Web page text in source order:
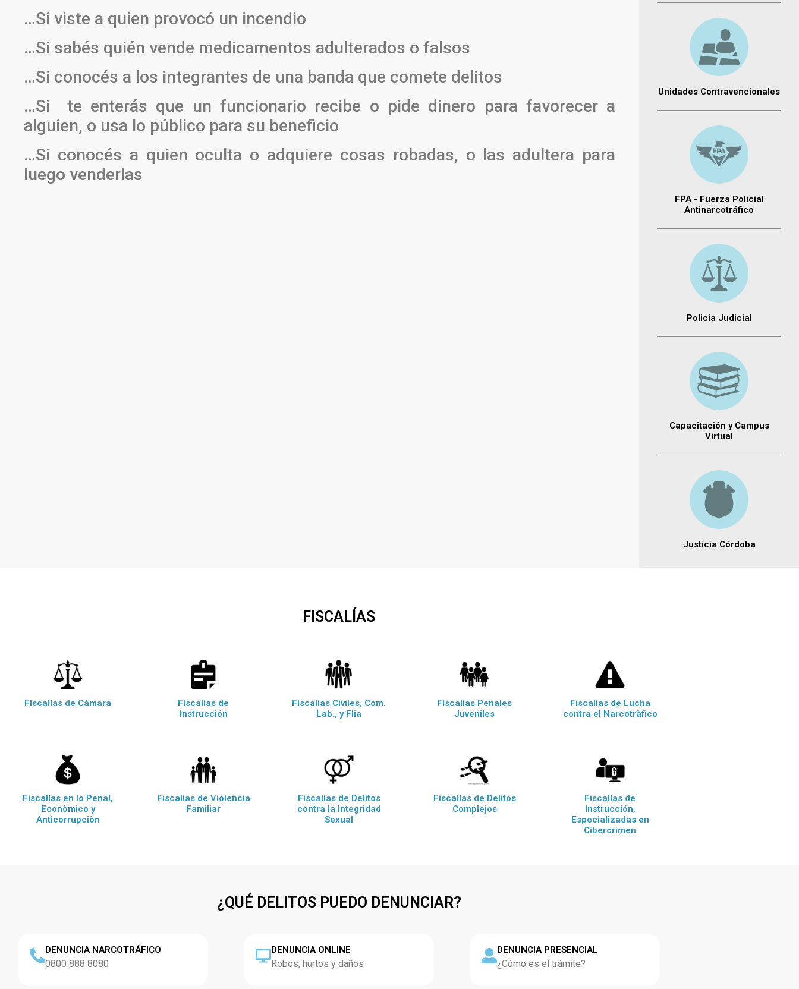
…Si viste a quien provocó un incendio
…Si sabés quién vende medicamentos adulterados o falsos
…Si conocés a los integrantes de una banda que comete delitos
…Si te enterás que un funcionario recibe o pide dinero para favorecer a
alguien, o usa lo público para su beneficio
…Si conocés a quien oculta o adquiere cosas robadas, o las adultera para
luego venderlas
Unidades Contravencionales
FPA - Fuerza Policial
Antinarcotráfico
Policia Judicial
Capacitación y Campus
Virtual
Justicia Córdoba
FISCALÍAS
FIscalías de Cámara
FIscalías de
Instrucción
FIscalías Civiles, Com.
Lab., y Flia
FIscalías Penales
Juveniles
Fiscalías de Lucha
contra el Narcotràfico
Fiscalías en lo Penal,
Econòmico y
Anticorrupciòn
Fiscalías de Violencia
Familiar
Fiscalías de Delitos
contra la Integridad
Sexual
Fiscalías de Delitos
Complejos
Fiscalías de
Instrucción,
Especializadas en
Cibercrimen
¿QUÉ DELITOS PUEDO DENUNCIAR?
DENUNCIA NARCOTRÁFICO
0800 888 8080
DENUNCIA ONLINE
Robos, hurtos y daños
DENUNCIA PRESENCIAL
¿Cómo es el trámite?